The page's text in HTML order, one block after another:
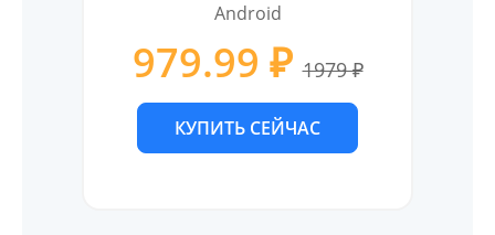
Android
979.99 ₽ 1979 ₽
КУПИТЬ СЕЙЧАС